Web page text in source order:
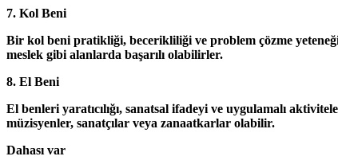
7. Kol Beni
Bir kol beni pratikliği, becerikliliği ve problem çözme
meslek gibi alanlarda başarılı olabilirler.
8. El Beni
El benleri yaratıcılığı, sanatsal ifadeyi ve uygulamalı
müzisyenler, sanatçılar veya zanaatkarlar olabilir.
Dahası var